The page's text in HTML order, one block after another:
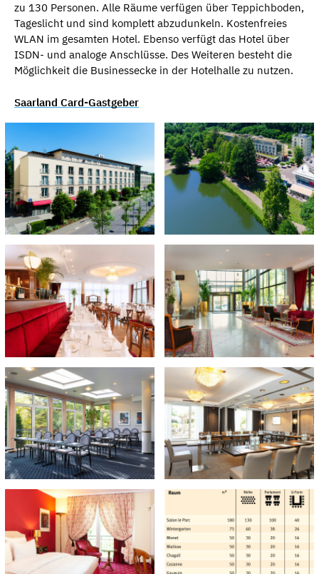
zu 130 Personen. Alle Räume verfügen über Teppichboden,
Tageslicht und sind komplett abzudunkeln. Kostenfreies
WLAN im gesamten Hotel. Ebenso verfügt das Hotel über
ISDN- und analoge Anschlüsse. Des Weiteren besteht die
Möglichkeit die Businessecke in der Hotelhalle zu nutzen.
Saarland Card-Gastgeber